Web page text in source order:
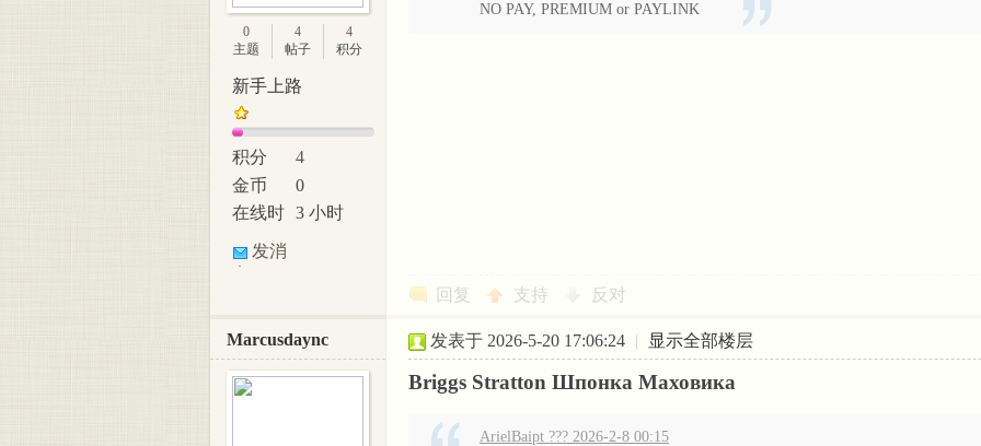
0
主题
4
帖子
4
积分
新手上路
积分
4
金币
0
在线时 3 小时
发消
NO PAY, PREMIUM or PAYLINK
回复 支持 反对
Marcusdaync 发表于 2026-5-20 17:06:24 | 显示全部楼层
Briggs Stratton Шпонка Маховика
ArielBaipt ??? 2026-2-8 00:15